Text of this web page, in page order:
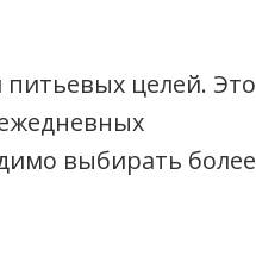
питьевых целей. Это
выбирать более